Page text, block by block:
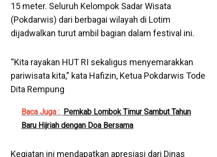
15 meter. Seluruh Kelompok Sadar Wisata
(Pokdarwis) dari berbagai wilayah di Lotim
dijadwalkan turut ambil bagian dalam festival ini.
‎“Kita rayakan HUT RI sekaligus menyemarakkan
pariwisata kita,” kata Hafizin, Ketua Pokdarwis Tode
Dita Rempung
Baca Juga : Pemkab Lombok Timur Sambut Tahun
Baru Hijriah dengan Doa Bersama
‎‎Kegiatan ini mendapatkan apresiasi dari Dinas